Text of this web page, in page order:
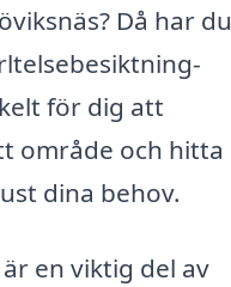
Då har du
för dig att
område och hitta
dina behov.
en viktig del av